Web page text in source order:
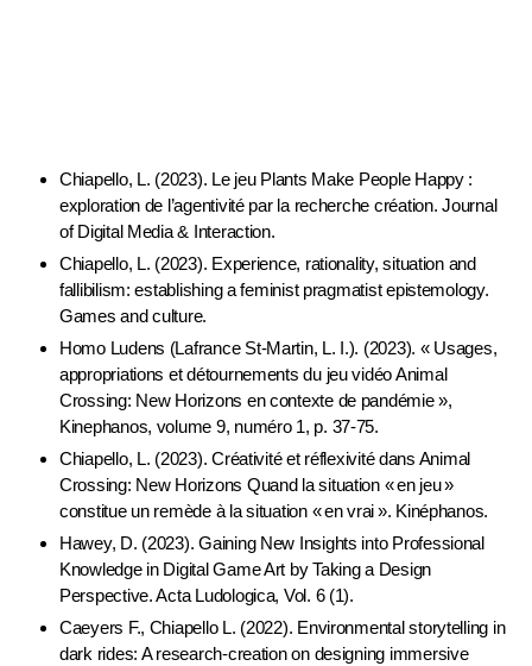
Chiapello, L. (2023). Le jeu Plants Make People Happy :
exploration de l’agentivité par la recherche création. Journal
of Digital Media & Interaction.
Chiapello, L. (2023). Experience, rationality, situation and
fallibilism: establishing a feminist pragmatist epistemology.
Games and culture.
Homo Ludens (Lafrance St-Martin, L. I.). (2023). « Usages,
appropriations et détournements du jeu vidéo Animal
Crossing: New Horizons en contexte de pandémie »,
Kinephanos, volume 9, numéro 1, p. 37-75.
Chiapello, L. (2023). Créativité et réflexivité dans Animal
Crossing: New Horizons Quand la situation « en jeu »
constitue un remède à la situation « en vrai ». Kinéphanos.
Hawey, D. (2023). Gaining New Insights into Professional
Knowledge in Digital Game Art by Taking a Design
Perspective. Acta Ludologica, Vol. 6 (1).
Caeyers F., Chiapello L. (2022). Environmental storytelling in
dark rides: A research-creation on designing immersive